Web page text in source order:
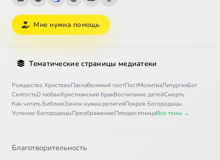
Мне нужна помощь
Тематические страницы медиатеки
Рождество ХристовоПасхаВеликий постПостМолитваЛитургияБог
СвятостьО любвиХристианский бракВоспитание детейСмерть
Как читать БиблиюЗачем нужна религияПокров Богородицы
Успение БогородицыПреображениеПятидесятницаВсе темы →
Благотворительность